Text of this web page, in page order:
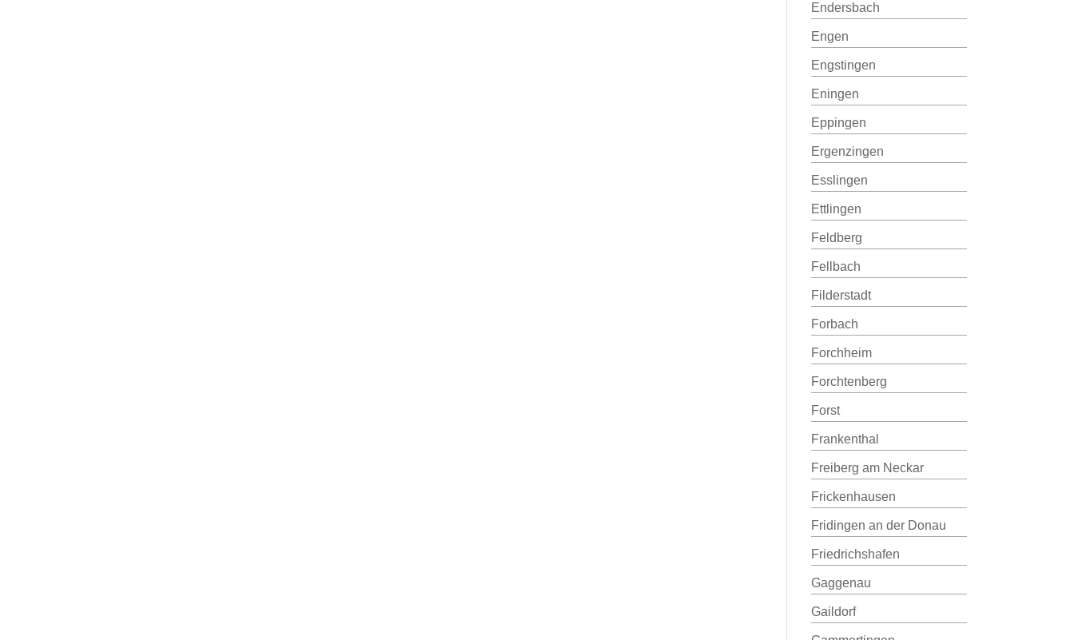
Endersbach
Engen
Engstingen
Eningen
Eppingen
Ergenzingen
Esslingen
Ettlingen
Feldberg
Fellbach
Filderstadt
Forbach
Forchheim
Forchtenberg
Forst
Frankenthal
Freiberg am Neckar
Frickenhausen
Fridingen an der Donau
Friedrichshafen
Gaggenau
Gaildorf